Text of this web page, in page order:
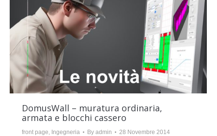
DomusWall – muratura ordinaria,
armata e blocchi cassero
front page Ingegneria By admin 28 Novembre 2014